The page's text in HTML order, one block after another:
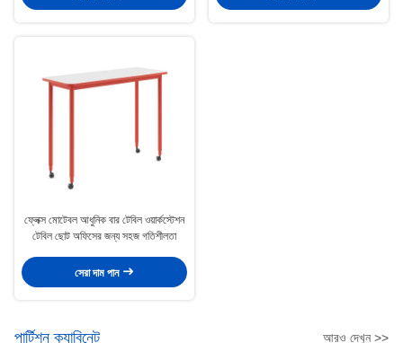
ফ্লেক্স মোটেবল আধুনিক বার টেবিল ওয়ার্কস্টেশন
টেবিল ছোট অফিসের জন্য সহজ গতিশীলতা
সেরা দাম পান
পার্টিশন ক্যাবিনেট আরও দেখুন >>